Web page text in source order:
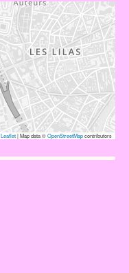
Leaflet|Map data ©OpenStreetMapcontributors